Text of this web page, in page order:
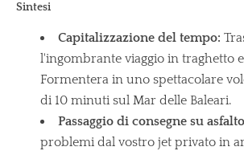
Sintesi
Capitalizzazione del tempo:
l'ingombrante viaggio in traghetto
Formentera in uno spettacolare
di 10 minuti sul Mar delle Baleari.
Passaggio di consegne su
problemi dal vostro jet privato in